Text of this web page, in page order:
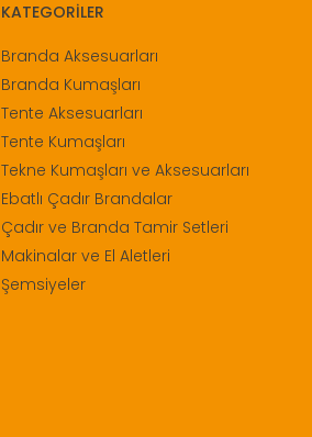
KATEGORİLER
Branda Aksesuarları
Branda Kumaşları
Tente Aksesuarları
Tente Kumaşları
Tekne Kumaşları ve Aksesuarları
Ebatlı Çadır Brandalar
Çadır ve Branda Tamir Setleri
Makinalar ve El Aletleri
Şemsiyeler